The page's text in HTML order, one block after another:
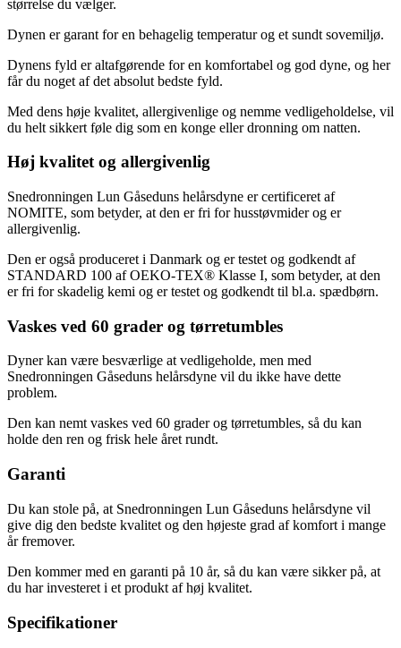
størrelse du vælger.
Dynen er garant for en behagelig temperatur og et sundt sovemiljø.
Dynens fyld er altafgørende for en komfortabel og god dyne, og her
får du noget af det absolut bedste fyld.
Med dens høje kvalitet, allergivenlige og nemme vedligeholdelse, vil
du helt sikkert føle dig som en konge eller dronning om natten.
Høj kvalitet og allergivenlig
Snedronningen Lun Gåseduns helårsdyne er certificeret af
NOMITE, som betyder, at den er fri for husstøvmider og er
allergivenlig.
Den er også produceret i Danmark og er testet og godkendt af
STANDARD 100 af OEKO-TEX® Klasse I, som betyder, at den
er fri for skadelig kemi og er testet og godkendt til bl.a. spædbørn.
Vaskes ved 60 grader og tørretumbles
Dyner kan være besværlige at vedligeholde, men med
Snedronningen Gåseduns helårsdyne vil du ikke have dette
problem.
Den kan nemt vaskes ved 60 grader og tørretumbles, så du kan
holde den ren og frisk hele året rundt.
Garanti
Du kan stole på, at Snedronningen Lun Gåseduns helårsdyne vil
give dig den bedste kvalitet og den højeste grad af komfort i mange
år fremover.
Den kommer med en garanti på 10 år, så du kan være sikker på, at
du har investeret i et produkt af høj kvalitet.
Specifikationer